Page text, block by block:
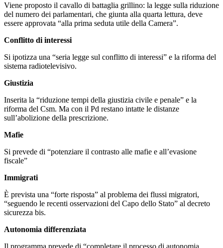
Viene proposto il cavallo di battaglia grillino: la legge sulla riduzione
del numero dei parlamentari, che giunta alla quarta lettura, deve
essere approvata “alla prima seduta utile della Camera”.
Conflitto di interessi
Si ipotizza una “seria legge sul conflitto di interessi” e la riforma del
sistema radiotelevisivo.
Giustizia
Inserita la “riduzione tempi della giustizia civile e penale” e la
riforma del Csm. Ma con il Pd restano intatte le distanze
sull’abolizione della prescrizione.
Mafie
Si prevede di “potenziare il contrasto alle mafie e all’evasione
fiscale”
Immigrati
È prevista una “forte risposta” al problema dei flussi migratori,
“seguendo le recenti osservazioni del Capo dello Stato” al decreto
sicurezza bis.
Autonomia differenziata
Il programma prevede di “completare il processo di autonomia